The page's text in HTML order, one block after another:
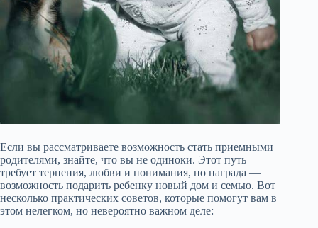
Если вы рассматриваете возможность стать приемными
родителями, знайте, что вы не одиноки. Этот путь
требует терпения, любви и понимания, но награда —
возможность подарить ребенку новый дом и семью. Вот
несколько практических советов, которые помогут вам в
этом нелегком, но невероятно важном деле: